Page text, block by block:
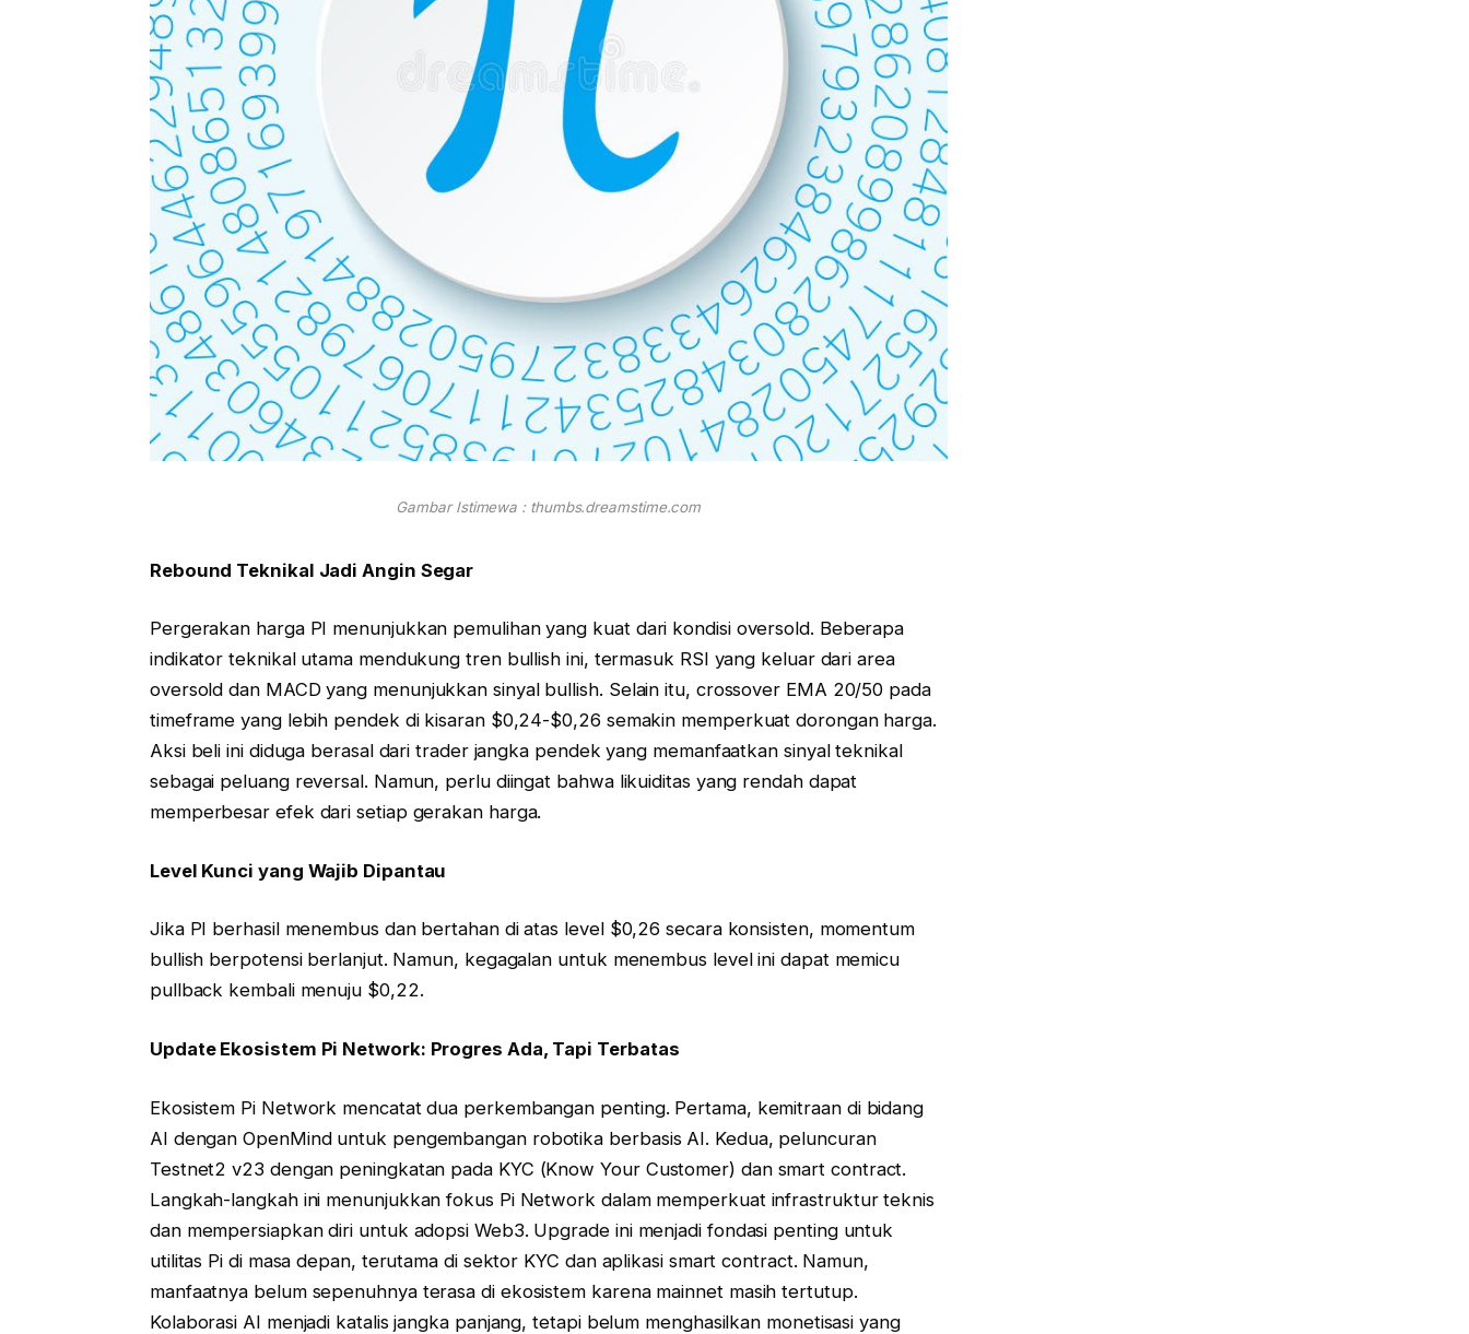
Gambar Istimewa : thumbs.dreamstime.com
Rebound Teknikal Jadi Angin Segar
Pergerakan harga PI menunjukkan pemulihan yang kuat dari kondisi oversold. Beberapa
indikator teknikal utama mendukung tren bullish ini, termasuk RSI yang keluar dari area
oversold dan MACD yang menunjukkan sinyal bullish. Selain itu, crossover EMA 20/50 pada
timeframe yang lebih pendek di kisaran $0,24-$0,26 semakin memperkuat dorongan harga.
Aksi beli ini diduga berasal dari trader jangka pendek yang memanfaatkan sinyal teknikal
sebagai peluang reversal. Namun, perlu diingat bahwa likuiditas yang rendah dapat
memperbesar efek dari setiap gerakan harga.
Level Kunci yang Wajib Dipantau
Jika PI berhasil menembus dan bertahan di atas level $0,26 secara konsisten, momentum
bullish berpotensi berlanjut. Namun, kegagalan untuk menembus level ini dapat memicu
pullback kembali menuju $0,22.
Update Ekosistem Pi Network: Progres Ada, Tapi Terbatas
Ekosistem Pi Network mencatat dua perkembangan penting. Pertama, kemitraan di bidang
AI dengan OpenMind untuk pengembangan robotika berbasis AI. Kedua, peluncuran
Testnet2 v23 dengan peningkatan pada KYC (Know Your Customer) dan smart contract.
Langkah-langkah ini menunjukkan fokus Pi Network dalam memperkuat infrastruktur teknis
dan mempersiapkan diri untuk adopsi Web3. Upgrade ini menjadi fondasi penting untuk
utilitas Pi di masa depan, terutama di sektor KYC dan aplikasi smart contract. Namun,
manfaatnya belum sepenuhnya terasa di ekosistem karena mainnet masih tertutup.
Kolaborasi AI menjadi katalis jangka panjang, tetapi belum menghasilkan monetisasi yang